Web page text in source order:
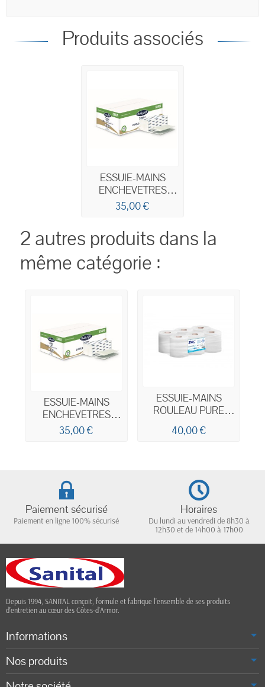
Produits associés
ESSUIE-MAINS
ENCHEVETRES
PLIAGE EN Z
20,5x24CM 2 PLIS
x3750 ECOLABEL
35,00 €
2 autres produits dans la
même catégorie :
ESSUIE-MAINS
ENCHEVETRES
PLIAGE EN Z
20,5x24CM 2 PLIS
35,00 €
ESSUIE-MAINS
ROULEAU PURE
OUATE BLANCHE
150M 2 PLIS
40,00 €
Paiement sécurisé
Paiement en ligne 100% sécurisé
Horaires
Du lundi au vendredi de 8h30 à
12h30 et de 14h00 à 17h00
Depuis 1994, SANITAL conçoit, formule et fabrique l’ensemble de ses produits
d’entretien au cœur des Côtes-d’Armor.
Informations
Nos produits